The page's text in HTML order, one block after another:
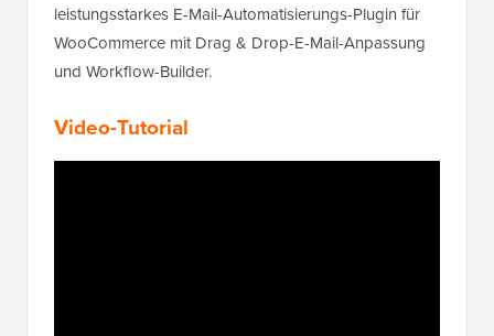
leistungsstarkes E-Mail-Automatisierungs-Plugin für
WooCommerce mit Drag & Drop-E-Mail-Anpassung
und Workflow-Builder.
Video-Tutorial